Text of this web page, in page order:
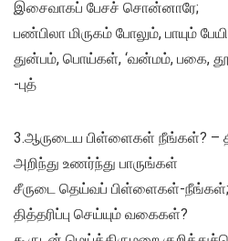
இசைவாகப் பேசச் சொன்னாரே;
பண்பிலா மிருகம் போலும், பாயும்
துன்பம், பொய்கள், ‘வன்மம், பகை,
-புத்
3.ஆருடைய பிள்ளைகள் நீங்கள்? –
அறிந்து உணர்ந்து பாருங்கள்
சீருடை தெய்வப் பிள்ளைகள்-நீங்கள்;
தித்தரிப்பு செய்யும் வகைகள்?